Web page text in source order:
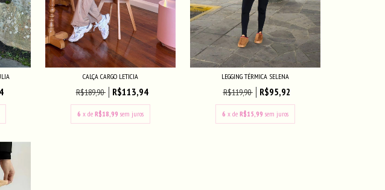
CALÇA CARGO LETICIA
R$189,90 R$113,94
6 x deR$18,99 sem juros
LEGGING TÉRMICA SELENA
R$119,90 R$95,92
6 x deR$15,99 sem juros